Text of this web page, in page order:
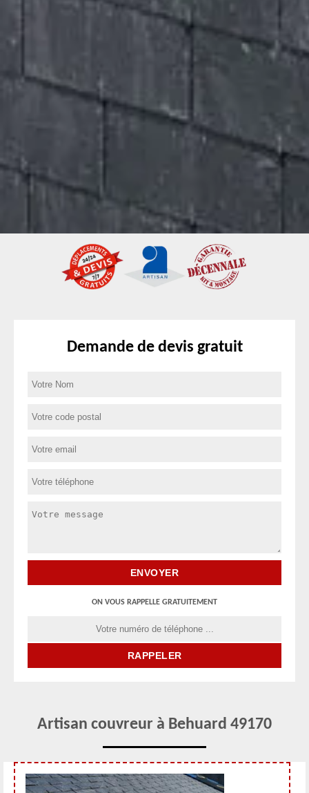
Demande de devis gratuit
ON VOUS RAPPELLE GRATUITEMENT
Artisan couvreur à Behuard 49170